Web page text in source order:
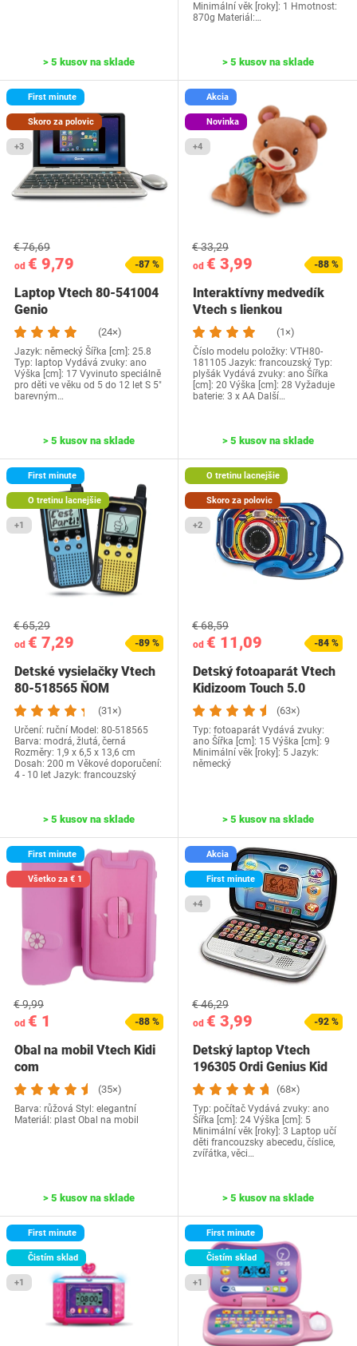
> 5 kusov na sklade
Minimální věk [roky]: 1 Hmotnost:
870g Materiál:…
> 5 kusov na sklade
First minute
Skoro za polovic
+3
od € 9,79
€ 76,69
-87 %
Laptop Vtech 80-541004
Genio
(24×)
Jazyk: německý Šířka [cm]: 25.8
Typ: laptop Vydává zvuky: ano
Výška [cm]: 17 Vyvinuto speciálně
pro děti ve věku od 5 do 12 let S 5"
barevným…
> 5 kusov na sklade
Akcia
Novinka
+4
od € 3,99
€ 33,29
-88 %
Interaktívny medvedík
Vtech s lienkou
(1×)
Číslo modelu položky: ‎VTH80-
181105 Jazyk: francouzský Typ:
plyšák Vydává zvuky: ano Šířka
[cm]: 20 Výška [cm]: 28 Vyžaduje
baterie: 3 x AA Další…
> 5 kusov na sklade
First minute
O tretinu lacnejšie
+1
od € 7,29
€ 65,29
-89 %
Detské vysielačky Vtech
80-518565 ŇOM
(31×)
Určení: ruční Model: 80-518565
Barva: modrá, žlutá, černá
Rozměry: 1,9 x 6,5 x 13,6 cm
Dosah: 200 m Věkové doporučení:
4 - 10 let Jazyk: francouzský
> 5 kusov na sklade
O tretinu lacnejšie
Skoro za polovic
+2
od € 11,09
€ 68,59
-84 %
Detský fotoaparát Vtech
Kidizoom Touch 5.0
(63×)
Typ: fotoaparát Vydává zvuky:
ano Šířka [cm]: 15 Výška [cm]: 9
Minimální věk [roky]: 5 Jazyk:
německý
> 5 kusov na sklade
First minute
Všetko za € 1
od € 1
€ 9,99
-88 %
Obal na mobil Vtech Kidi
com
(35×)
Barva: růžová Styl: elegantní
Materiál: plast Obal na mobil
> 5 kusov na sklade
Akcia
First minute
+4
od € 3,99
€ 46,29
-92 %
Detský laptop Vtech
196305 Ordi Genius Kid
(68×)
Typ: počítač Vydává zvuky: ano
Šířka [cm]: 24 Výška [cm]: 5
Minimální věk [roky]: 3 Laptop učí
děti francouzsky abecedu, číslice,
zvířátka, věci…
> 5 kusov na sklade
First minute
Čistím sklad
+1
First minute
Čistím sklad
+1